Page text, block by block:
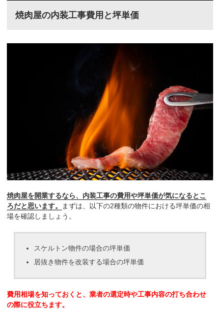
焼肉屋の内装工事費用と坪単価
焼肉屋を開業するなら、内装工事の費用や坪単価が気になるとこ
ろだと思います。
まずは、以下の2種類の物件における坪単価の相
場を確認しましょう。
スケルトン物件の場合の坪単価
居抜き物件を改装する場合の坪単価
費用相場を知っておくと、業者の選定時や工事内容の打ち合わせ
の際に役立ちます。